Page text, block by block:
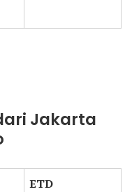
Jakarta
ETD